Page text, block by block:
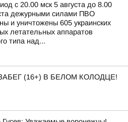
с 20.00 мск 5 августа до 8.00
дежурными силами ПВО
и уничтожены 605 украинских
летательных аппаратов
типа над...
(16+) В БЕЛОМ КОЛОДЦЕ!